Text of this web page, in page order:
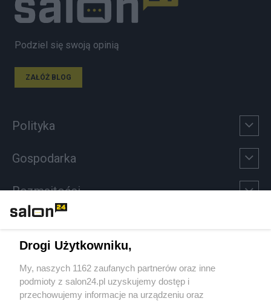
Podziel się swoją opinią
ZAŁÓŻ BLOG
Polityka
Gospodarka
Rozmaitości
Sport
Społeczeństwo
Drogi Użytkowniku,
My, naszych 1162 zaufanych partnerów oraz inne
podmioty z salon24.pl uzyskujemy dostęp i
przechowujemy informacje na urządzeniu oraz